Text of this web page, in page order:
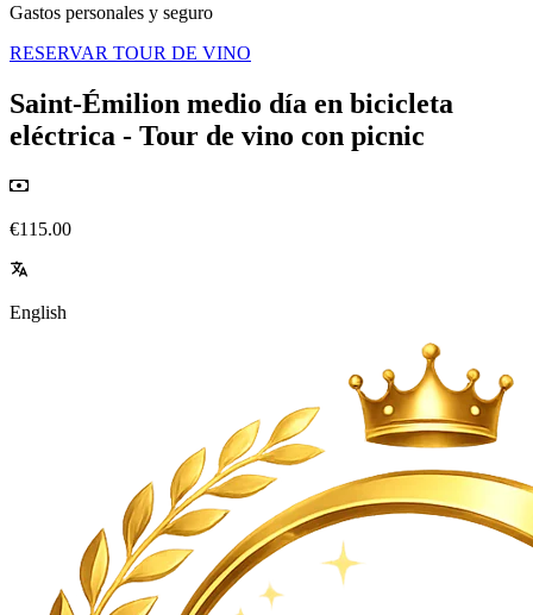
Gastos personales y seguro
RESERVAR TOUR DE VINO
Saint-Émilion medio día en bicicleta
eléctrica - Tour de vino con picnic
€115.00
English